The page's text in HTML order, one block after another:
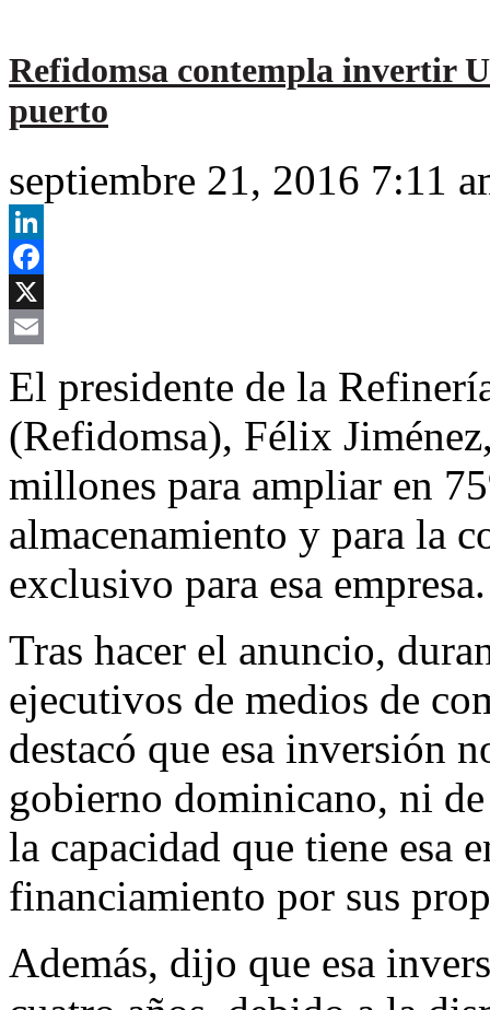
Refidomsa contempla invertir
puerto
septiembre 21, 2016 7:11
LinkedIn
Facebook
X
El presidente de la
(Refidomsa), Félix
millones para ampliar en
almacenamiento y para la
exclusivo para esa empresa.
Tras hacer el anuncio,
ejecutivos de medios de
destacó que esa inversión
gobierno dominicano, ni
la capacidad que tiene esa
financiamiento por sus
Además, dijo que esa